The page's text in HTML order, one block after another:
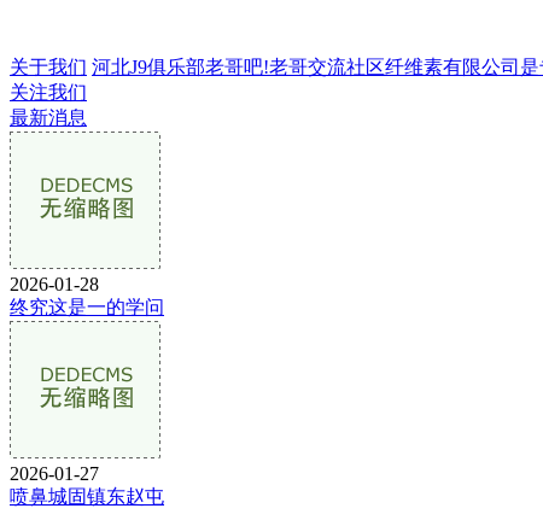
关于我们 河北J9俱乐部老哥吧!老哥交流社区纤维素有限公司
关注我们
最新消息
2026-01-28
终究这是一的学问
2026-01-27
喷鼻城固镇东赵屯